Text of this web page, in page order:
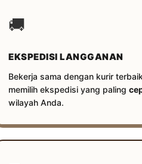
🚚
EKSPEDISI LANGGANAN
Bekerja sama dengan kurir
memilih ekspedisi yang paling
wilayah Anda.